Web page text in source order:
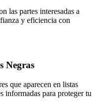
las partes interesadas a
y eficiencia con
Negras
que aparecen en listas
informadas para proteger tu